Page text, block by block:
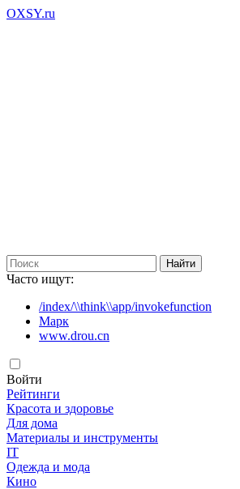
OXSY.ru
Часто ищут:
/index/\\think\\app/invokefunction
Марк
www.drou.cn
Войти
Рейтинги
Красота и здоровье
Для дома
Материалы и инструменты
IT
Одежда и мода
Кино